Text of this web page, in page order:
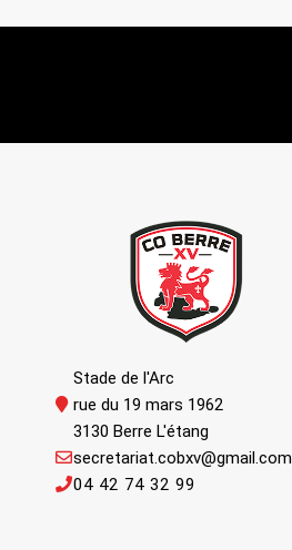
Stade de l'Arc
rue du 19 mars 1962
3130 Berre L'étang
04 42 74 32 99
secretariat.cobxv@gmail.com